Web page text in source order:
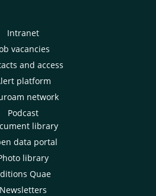
Intranet
vacancies
and access
platform
network
Podcast
library
data portal
library
Quae
Newsletters